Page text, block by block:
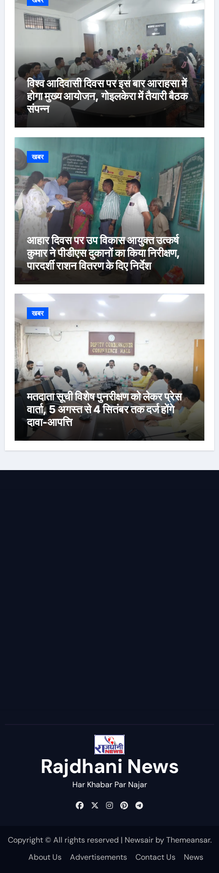
विश्व आदिवासी दिवस पर इस बार आराहसा में
होगा मुख्य आयोजन, गोइलकेरा में तैयारी बैठक
संपन्न
खबर
आहार दिवस पर उप विकास आयुक्त उत्कर्ष
कुमार ने पीडीएस दुकानों का किया निरीक्षण,
पारदर्शी राशन वितरण के दिए निर्देश
खबर
मतदाता सूची विशेष पुनरीक्षण को लेकर प्रेस
वार्ता, 5 अगस्त से 4 सितंबर तक दर्ज होंगे
दावा-आपत्ति
Rajdhani News
Har Khabar Par Najar
Copyright © All rights reserved | NewsairbyThemeansar.
About Us
Advertisements Contact Us News